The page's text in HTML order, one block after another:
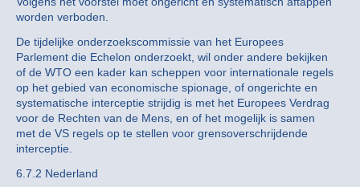
worden verboden.
De tijdelijke onderzoekscommissie van het Europees
Parlement die Echelon onderzoekt, wil onder andere bekijken
of de WTO een kader kan scheppen voor internationale regels
op het gebied van economische spionage, of ongerichte en
systematische interceptie strijdig is met het Europees Verdrag
voor de Rechten van de Mens, en of het mogelijk is samen
met de VS regels op te stellen voor grensoverschrijdende
interceptie.
6.7.2 Nederland